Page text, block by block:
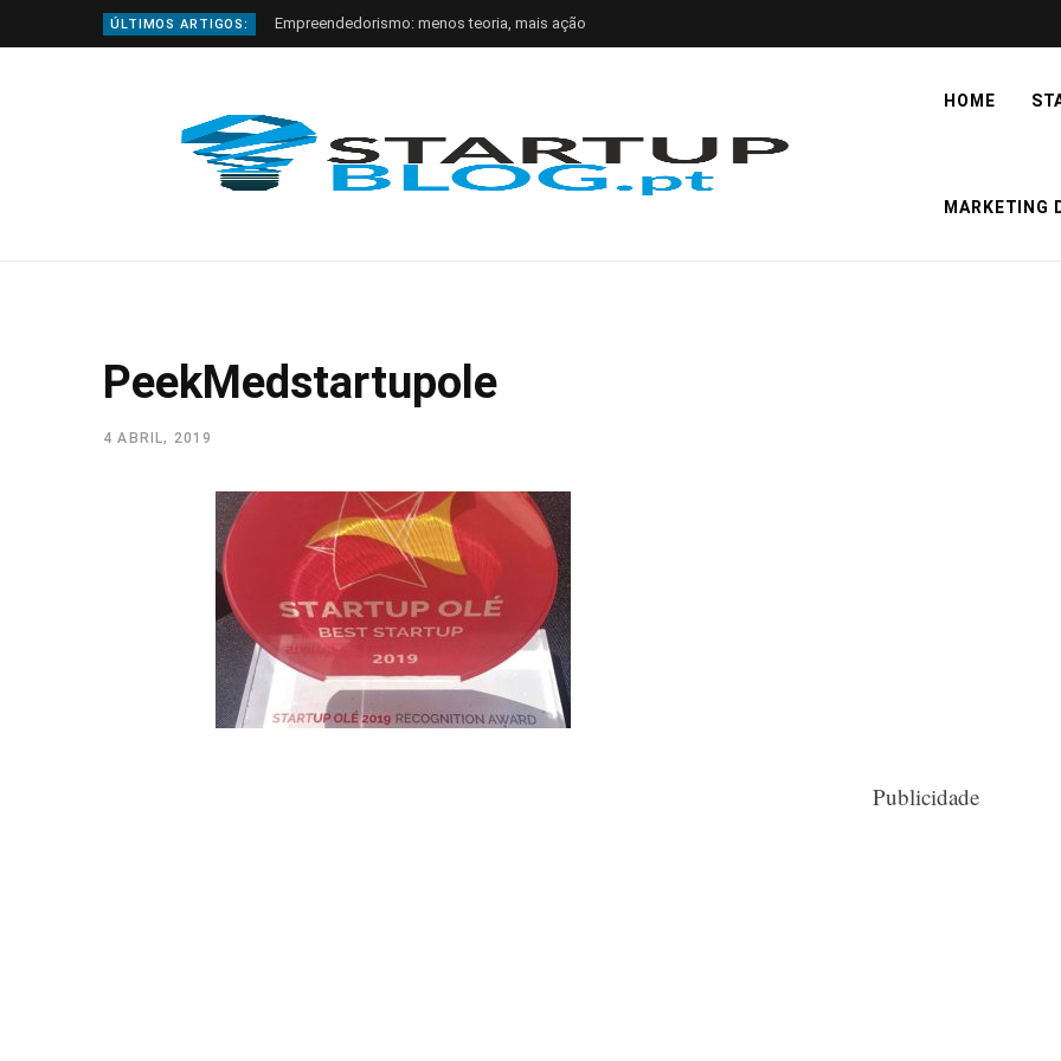
ÚLTIMOS ARTIGOS: Empreendedorismo: menos teoria, mais ação
HOME
MARKETING
PeekMedstartupole
4 ABRIL, 2019
Publicidade